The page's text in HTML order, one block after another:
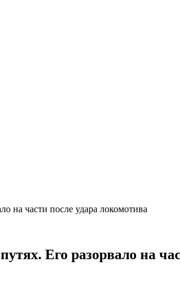
на части после удара локомотива
Его разорвало на